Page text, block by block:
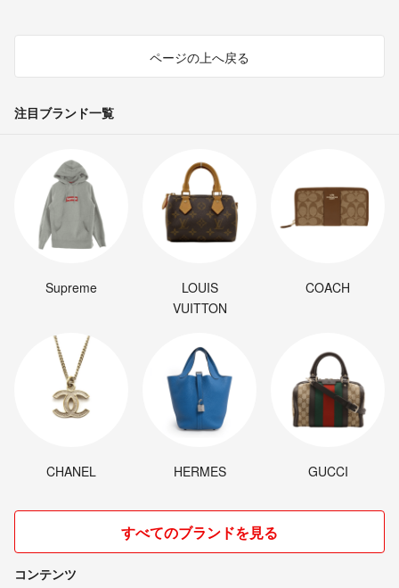
ページの上へ戻る
注目ブランド一覧
Supreme
LOUIS
VUITTON
COACH
CHANEL HERMES GUCCI
すべてのブランドを見る
コンテンツ